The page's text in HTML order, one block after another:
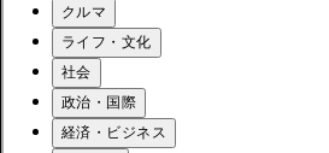
クルマ
ライフ・文化
社会
政治・国際
経済・ビジネス